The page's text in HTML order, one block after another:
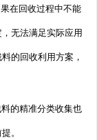
在回收过程中不能
无法满足实际应用
的回收利用方案，
的精准分类收集也
。